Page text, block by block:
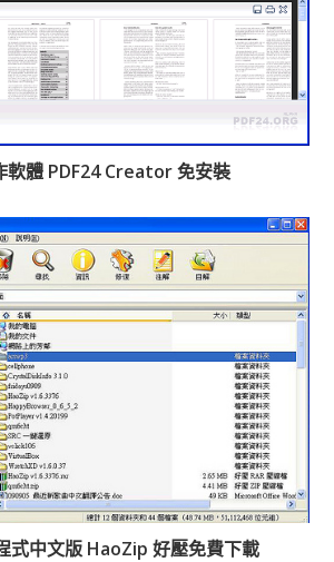
軟體 PDF24 Creator 免安裝
式中文版 HaoZip 好壓免費下載